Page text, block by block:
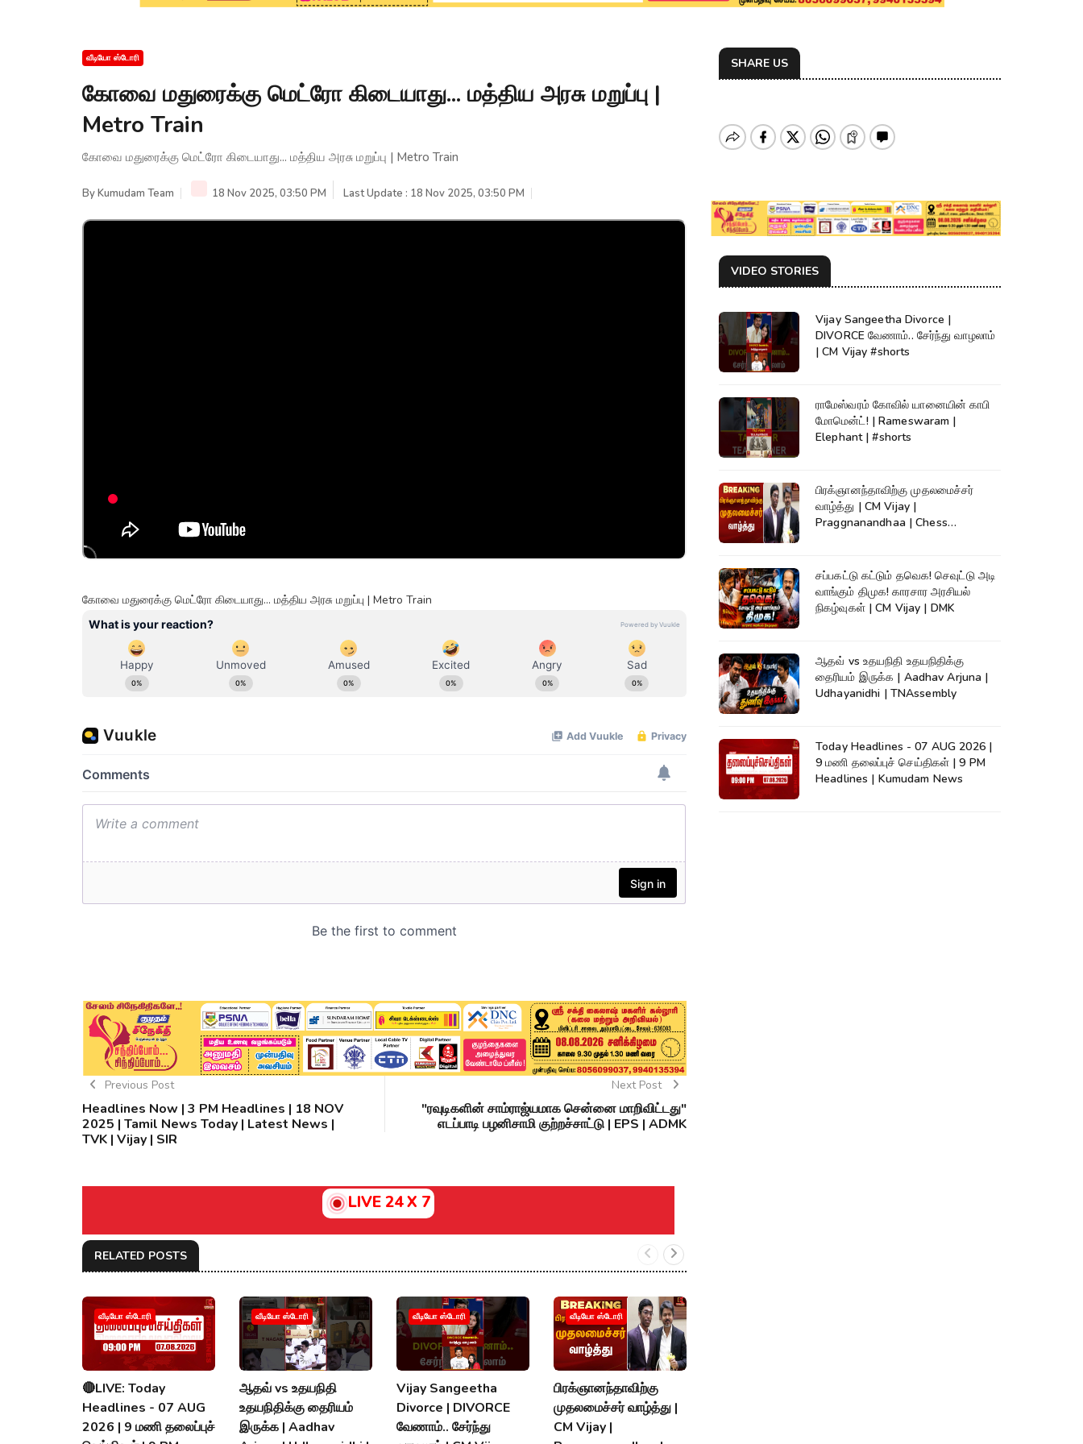
வீடியோ ஸ்டோரி
கோவை மதுரைக்கு மெட்ரோ கிடையாது... மத்திய அரசு மறுப்பு |
Metro Train
கோவை மதுரைக்கு மெட்ரோ கிடையாது... மத்திய அரசு மறுப்பு | Metro Train
ByKumudam Team 18 Nov 2025, 03:50 PM Last Update : 18 Nov 2025, 03:50 PM
கோவை மதுரைக்கு மெட்ரோ கிடையாது... மத்திய அரசு மறுப்பு | Metro Train
Previous Post
Headlines Now | 3 PM Headlines | 18 NOV
2025 | Tamil News Today | Latest News |
TVK | Vijay | SIR
Next Post
"ரவுடிகளின் சாம்ராஜ்யமாக சென்னை மாறிவிட்டது"
எடப்பாடி பழனிசாமி குற்றச்சாட்டு | EPS | ADMK
LIVE 24 X 7
RELATED POSTS
வீடியோ ஸ்டோரி
🔴LIVE: Today
Headlines - 07 AUG
2026 | 9 மணி தலைப்புச்
வீடியோ ஸ்டோரி
ஆதவ் vs உதயநிதி
உதயநிதிக்கு தைரியம்
இருக்க | Aadhav
வீடியோ ஸ்டோரி
Vijay Sangeetha
Divorce | DIVORCE
வேணாம்.. சேர்ந்து
வீடியோ ஸ்டோரி
பிரக்ஞானந்தாவிற்கு
முதலமைச்சர் வாழ்த்து |
CM Vijay |
SHARE US
VIDEO STORIES
Vijay Sangeetha Divorce |
DIVORCE வேணாம்.. சேர்ந்து வாழலாம்
| CM Vijay #shorts
ராமேஸ்வரம் கோவில் யானையின் காபி
மோமென்ட்! | Rameswaram |
Elephant | #shorts
பிரக்ஞானந்தாவிற்கு முதலமைச்சர்
வாழ்த்து | CM Vijay |
Praggnanandhaa | Chess
சப்பகட்டு கட்டும் தவெக! செவுட்டு அடி
வாங்கும் திமுக! காரசார அரசியல்
நிகழ்வுகள் | CM Vijay | DMK
ஆதவ் vs உதயநிதி உதயநிதிக்கு
தைரியம் இருக்க | Aadhav Arjuna |
Udhayanidhi | TNAssembly
Today Headlines - 07 AUG 2026 |
9 மணி தலைப்புச் செய்திகள் | 9 PM
Headlines | Kumudam News